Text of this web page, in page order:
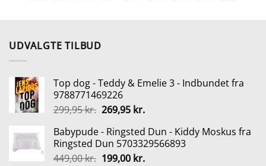
UDVALGTE TILBUD
Top dog - Teddy & Emelie 3 - Indbundet fra
9788771469226
299,95kr. Den
pris
var:
299,95 kr..
269,95 kr.Den
pris
er:
269,95 kr..
Babypude - Ringsted Dun - Kiddy Moskus fra
Ringsted Dun 5703329566893
449,00kr. Den
199,00 kr.Den